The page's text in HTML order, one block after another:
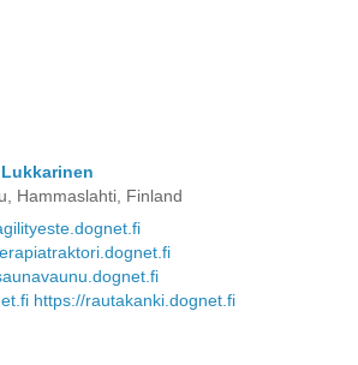
Hammaslahti, Finland
https://rautakanki.dognet.fi